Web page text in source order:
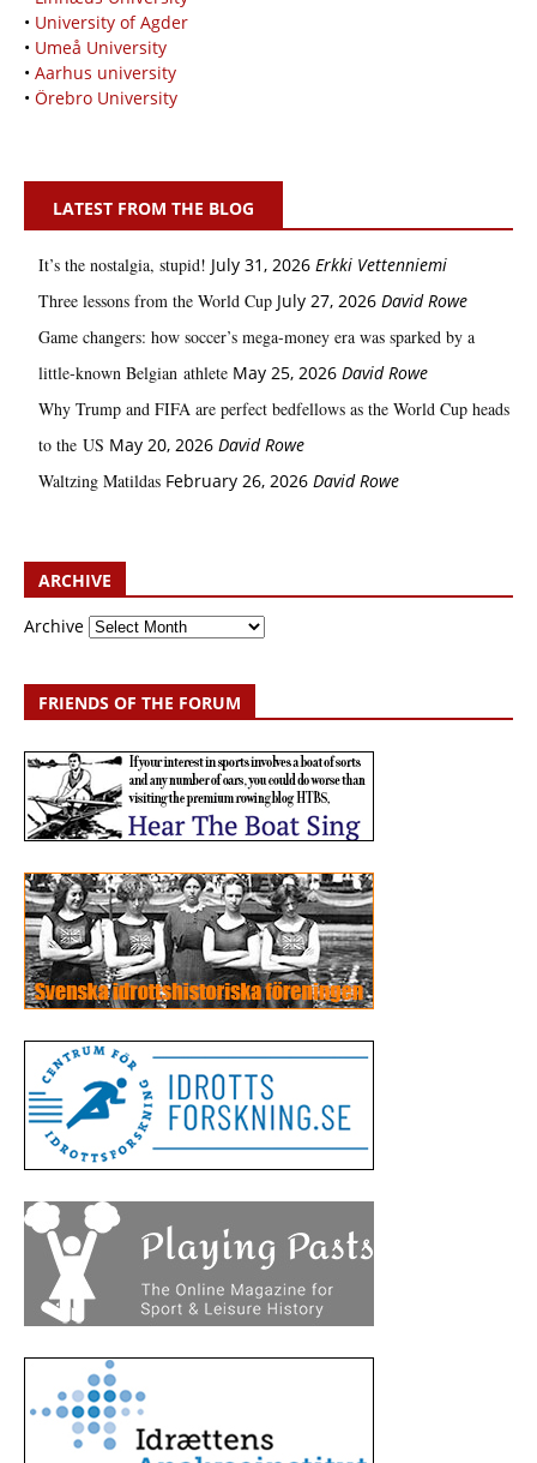
• University of Agder
• Umeå University
• Aarhus university
• Örebro University
LATEST FROM THE BLOG
It’s the nostalgia, stupid! July 31, 2026 Erkki Vetten­­niemi
Three lessons from the World Cup July 27, 2026 David Rowe
Game changers: how soccer’s mega‑money era was sparked by a
little‑known Belgian athlete May 25, 2026 David Rowe
Why Trump and FIFA are perfect bedfellows as the World Cup heads
to the US May 20, 2026 David Rowe
Waltzing Matildas February 26, 2026 David Rowe
ARCHIVE
Archive
FRIENDS OF THE FORUM